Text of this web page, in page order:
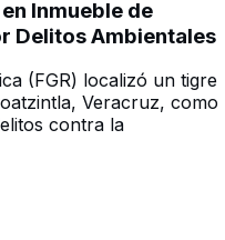
Inmueble de
Delitos Ambientales
(FGR) localizó un tigre
Veracruz, como
contra la